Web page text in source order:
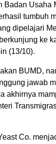
Usaha
tumbuh
dipelajari
ke
(13/10).
BUMD,
jawab
akhirnya
Co.